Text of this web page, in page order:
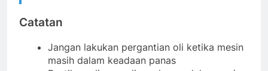
Catatan
Jangan lakukan pergantian oli ketika mesin
masih dalam keadaan panas